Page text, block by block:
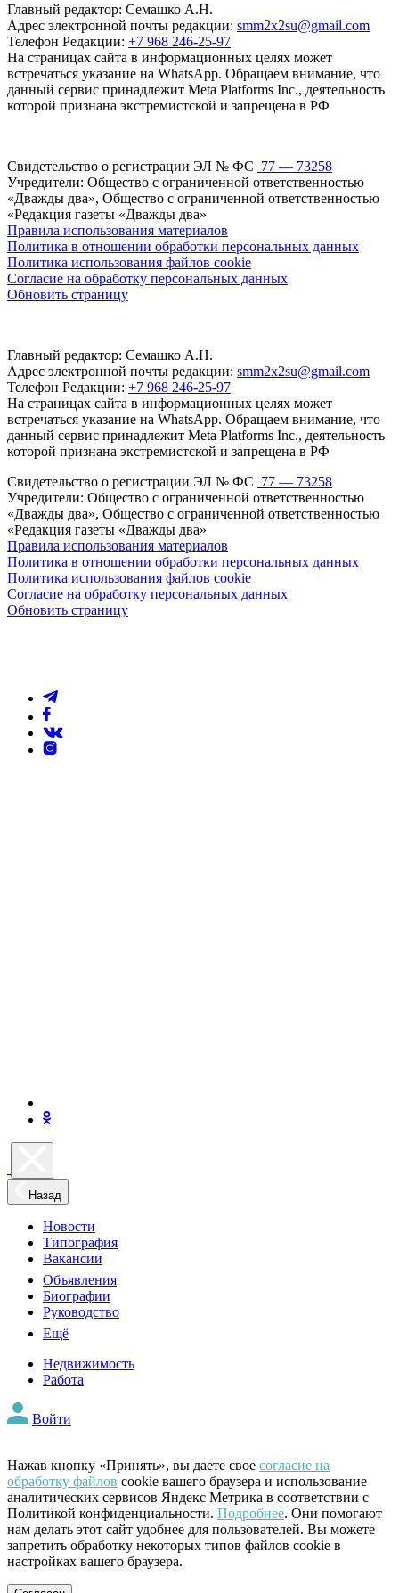
Главный редактор: Семашко А.Н.
Адрес электронной почты редакции: smm2x2su@gmail.com
Телефон Редакции: +7 968 246-25-97
На страницах сайта в информационных целях может
встречаться указание на WhatsApp. Обращаем внимание, что
данный сервис принадлежит Meta Platforms Inc., деятельность
которой признана экстремистской и запрещена в РФ
Свидетельство о регистрации ЭЛ № ФС 77 — 73258
Учредители: Общество с ограниченной ответственностью
«Дважды два», Общество с ограниченной ответственностью
«Редакция газеты «Дважды два»
Правила использования материалов
Политика в отношении обработки персональных данных
Политика использования файлов cookie
Согласие на обработку персональных данных
Обновить страницу
Главный редактор: Семашко А.Н.
Адрес электронной почты редакции: smm2x2su@gmail.com
Телефон Редакции: +7 968 246-25-97
На страницах сайта в информационных целях может
встречаться указание на WhatsApp. Обращаем внимание, что
данный сервис принадлежит Meta Platforms Inc., деятельность
которой признана экстремистской и запрещена в РФ
Свидетельство о регистрации ЭЛ № ФС 77 — 73258
Учредители: Общество с ограниченной ответственностью
«Дважды два», Общество с ограниченной ответственностью
«Редакция газеты «Дважды два»
Правила использования материалов
Политика в отношении обработки персональных данных
Политика использования файлов cookie
Согласие на обработку персональных данных
Обновить страницу
Назад
Новости
Типография
Вакансии
Объявления
Биографии
Руководство
Ещё
Недвижимость
Работа
Войти
Нажав кнопку «Принять», вы даете свое согласие на
обработку файлов cookie вашего браузера и использование
аналитических сервисов Яндекс Метрика в соответствии с
Политикой конфиденциальности. Подробнее. Они помогают
нам делать этот сайт удобнее для пользователей. Вы можете
запретить обработку некоторых типов файлов cookie в
настройках вашего браузера.